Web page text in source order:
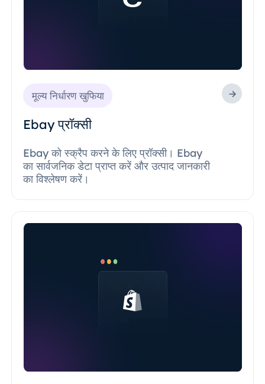
मूल्य निर्धारण खुफिया
Ebay प्रॉक्सी
Ebay को स्क्रैप करने के लिए प्रॉक्सी। Ebay
का सार्वजनिक डेटा प्राप्त करें और उत्पाद जानकारी
का विश्लेषण करें।